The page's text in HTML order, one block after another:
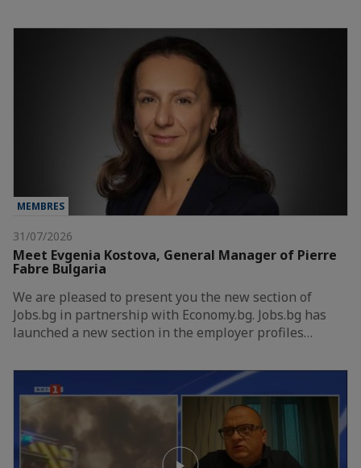
MEMBRES
31/07/2026
Meet Evgenia Kostova, General Manager of Pierre
Fabre Bulgaria
We are pleased to present you the new section of
Jobs.bg in partnership with Economy.bg. Jobs.bg has
launched a new section in the employer profiles…